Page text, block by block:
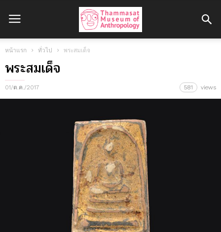
หน้าแรก ทั่วไป พระสมเด็จ
พระสมเด็จ
01/ต.ค./2017 581 views